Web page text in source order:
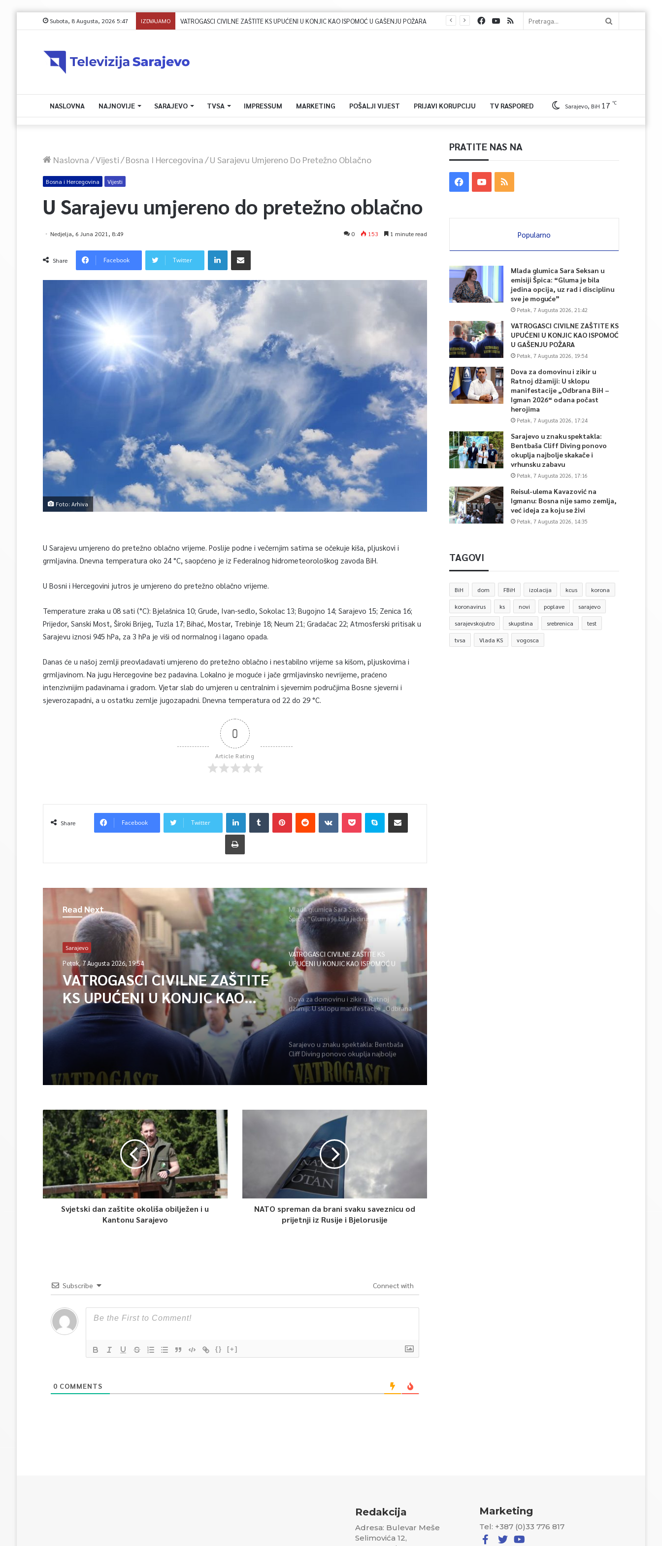
Subota, 8 Augusta, 2026 5:47 IZDVAJAMO VATROGASCI CIVILNE ZAŠTITE KS UPUĆENI U KONJIC KAO ISPOMOĆ U GAŠENJU POŽARA
NASLOVNA NAJNOVIJE SARAJEVO TVSA IMPRESSUM MARKETING POŠALJI VIJEST PRIJAVI KORUPCIJU TV RASPORED Sarajevo, BiH 17 ℃
Naslovna/Vijesti/Bosna I Hercegovina/U Sarajevu Umjereno Do Pretežno Oblačno
Bosna i Hercegovina Vijesti
U Sarajevu umjereno do pretežno oblačno
Nedjelja, 6 Juna 2021, 8:49 0 153 1 minute read
Share Facebook Twitter
Foto: Arhiva
U Sarajevu umjereno do pretežno oblačno vrijeme. Poslije podne i večernjim satima se očekuje kiša, pljuskovi i
grmljavina. Dnevna temperatura oko 24 °C, saopćeno je iz Federalnog hidrometeorološkog zavoda BiH.
U Bosni i Hercegovini jutros je umjereno do pretežno oblačno vrijeme.
Temperature zraka u 08 sati (°C): Bjelašnica 10; Grude, Ivan-sedlo, Sokolac 13; Bugojno 14; Sarajevo 15; Zenica 16;
Prijedor, Sanski Most, Široki Brijeg, Tuzla 17; Bihać, Mostar, Trebinje 18; Neum 21; Gradačac 22; Atmosferski pritisak u
Sarajevu iznosi 945 hPa, za 3 hPa je viši od normalnog i lagano opada.
Danas će u našoj zemlji preovladavati umjereno do pretežno oblačno i nestabilno vrijeme sa kišom, pljuskovima i
grmljavinom. Na jugu Hercegovine bez padavina. Lokalno je moguće i jače grmljavinsko nevrijeme, praćeno
intenzivnijim padavinama i gradom. Vjetar slab do umjeren u centralnim i sjevernim područjima Bosne sjeverni i
sjeverozapadni, a u ostatku zemlje jugozapadni. Dnevna temperatura od 22 do 29 °C.
0
Article Rating
Share Facebook Twitter
Read Next
Sarajevo
Petak, 7 Augusta 2026, 19:54
VATROGASCI CIVILNE ZAŠTITE
KS UPUĆENI U KONJIC KAO
ISPOMOĆ U GAŠENJU POŽARA
Mlada glumica Sara Seksan u emisiji
Špica: “Gluma je bila jedina opcija, uz rad
i disciplinu sve je moguće”
VATROGASCI CIVILNE ZAŠTITE KS
UPUĆENI U KONJIC KAO ISPOMOĆ U
GAŠENJU POŽARA
Dova za domovinu i zikir u Ratnoj
džamiji: U sklopu manifestacije „Odbrana
BiH – Igman 2026“ odana počast
Sarajevo u znaku spektakla: Bentbaša
Cliff Diving ponovo okuplja najbolje
skakače i vrhunsku zabavu
Svjetski dan zaštite okoliša obilježen i u
Kantonu Sarajevo
NATO spreman da brani svaku saveznicu od
prijetnji iz Rusije i Bjelorusije
Subscribe Connect with
{} [+]
0 COMMENTS
PRATITE NAS NA
Popularno
Mlada glumica Sara Seksan u
emisiji Špica: “Gluma je bila
jedina opcija, uz rad i disciplinu
sve je moguće”
Petak, 7 Augusta 2026, 21:42
VATROGASCI CIVILNE ZAŠTITE KS
UPUĆENI U KONJIC KAO ISPOMOĆ
U GAŠENJU POŽARA
Petak, 7 Augusta 2026, 19:54
Dova za domovinu i zikir u
Ratnoj džamiji: U sklopu
manifestacije „Odbrana BiH –
Igman 2026“ odana počast
herojima
Petak, 7 Augusta 2026, 17:24
Sarajevo u znaku spektakla:
Bentbaša Cliff Diving ponovo
okuplja najbolje skakače i
vrhunsku zabavu
Petak, 7 Augusta 2026, 17:16
Reisul-ulema Kavazović na
Igmanu: Bosna nije samo zemlja,
već ideja za koju se živi
Petak, 7 Augusta 2026, 14:35
TAGOVI
BiH dom FBiH izolacija kcus korona
koronavirus ks novi poplave sarajevo
sarajevskojutro skupstina srebrenica test
tvsa Vlada KS vogosca
Redakcija
Adresa: Bulevar Meše
Selimovića 12,
Marketing
Tel: +387 (0)33 776 817